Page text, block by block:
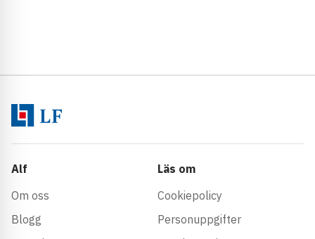
Alf
Om oss
Blogg
Läs om
Cookiepolicy
Personuppgifter